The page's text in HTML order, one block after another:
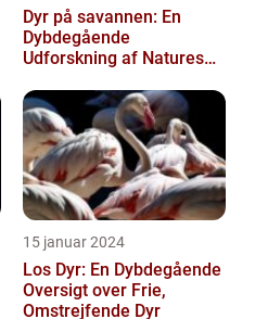
Dyr på savannen: En
Dybdegående
Udforskning af Natures
Skabninger
15 januar 2024
Los Dyr: En Dybdegående
Oversigt over Frie,
Omstrejfende Dyr